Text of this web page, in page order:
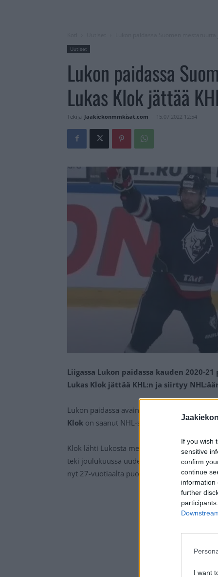
If you wish
sensitive
confirm
continue
information
further
I want
Uutiset
Lukon paidassa
Lukas Klok jättää
Tekijä Jaakiekonmmkisat.com - 15.07.2022 12:54
Liigassa Lukon paidassa kauden
Lukas Klok jättää KHL:n ja siirtyy
Lukon paidassa avainroolissa
Klok on saanut NHL-sopimuksen.
Klok lähti Lukosta mestaruuskauden
teki joulukuussa uuden kaksivuotisen
nyt 27-vuotiaalta puolustajalta käyttämättä.